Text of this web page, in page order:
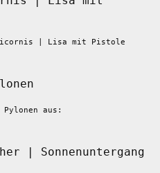
| Lisa mit Pistole
Pylonen aus: